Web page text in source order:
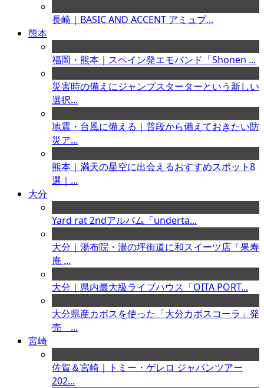
長崎｜BASIC AND ACCENT アミュプ...
熊本
福岡・熊本｜スペイン発エモバンド「Shonen ...
災害時の備えにジャンプスターターという新しい
選択...
地震・台風に備える｜普段から備えておきたい防
災ア...
熊本｜満天の星空に出会えるおすすめスポット8
選｜...
大分
Yard rat 2ndアルバム「underta...
大分｜湯布院・湯の坪街道に和スイーツ店「果寿
庵 ...
大分｜県内最大級ライブハウス「OITA PORT...
大分県産カボスを使った「大分カボスコーラ」発
売 ...
宮崎
佐賀＆宮崎｜トミー・ゲレロ ジャパンツアー
202...